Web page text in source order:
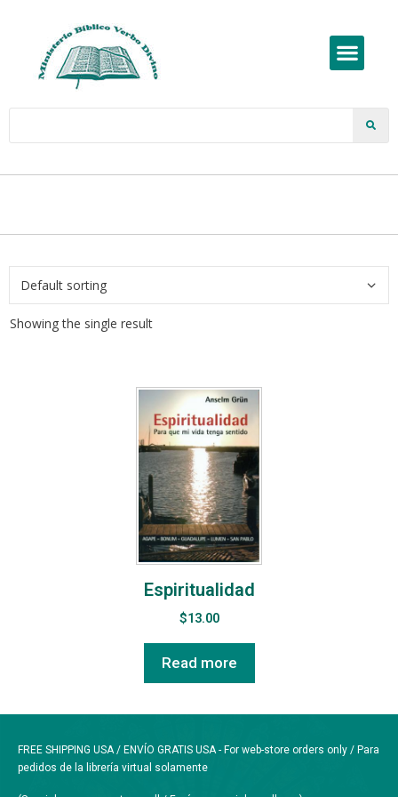
Showing the single result
Espiritualidad
$13.00
Read more
FREE SHIPPING USA / ENVÍO GRATIS USA - For web-store orders only / Para
pedidos de la librería virtual solamente